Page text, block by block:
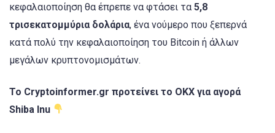
κεφαλαιοποίηση θα έπρεπε να φτάσει τα 5,8
τρισεκατομμύρια δολάρια, ένα νούμερο που ξεπερνά
κατά πολύ την κεφαλαιοποίηση του Bitcoin ή άλλων
μεγάλων κρυπτονομισμάτων.
To Cryptoinformer.gr προτείνει το ΟΚΧ για αγορά
Shiba Inu